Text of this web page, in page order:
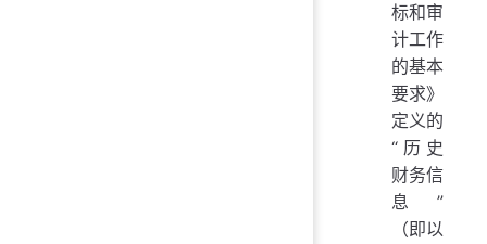
标和审
计工作
的基本
要求》
定义的
“历史
财务信
息”
（即以